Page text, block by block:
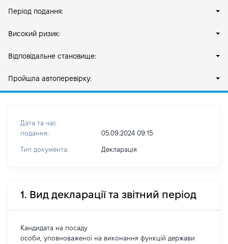
Період подання:
Високий ризик:
Відповідальне становище:
Пройшла автоперевірку:
Дата та час
подання:
05.09.2024 09:15
Тип документа: Декларація
1. Вид декларації та звітний період
Кандидата на посаду
особи, уповноваженої на виконання функцій держави